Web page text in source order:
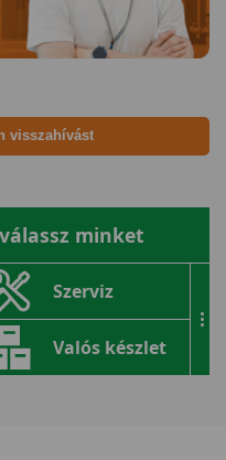
visszahívást
minket
Szerviz
Valós készlet
...